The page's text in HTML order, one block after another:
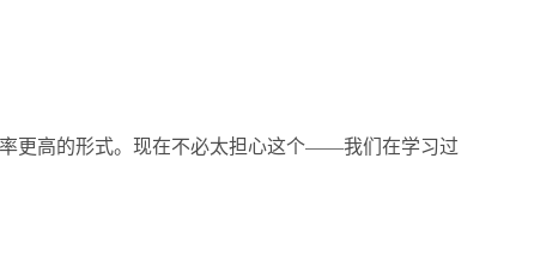
更高的形式。现在不必太担心这个——我们在学习过